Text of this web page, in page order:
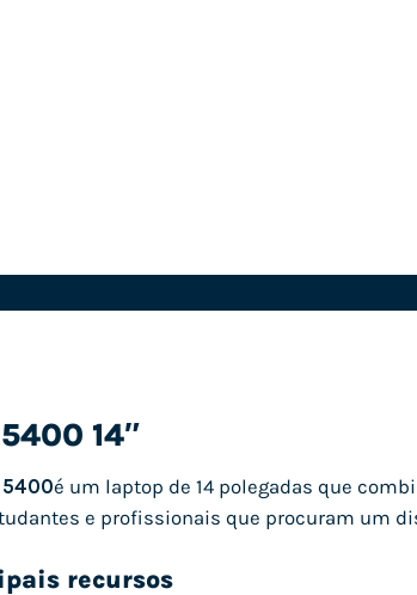
14″
é um laptop de 14 polegadas que
e profissionais que procuram um
recursos